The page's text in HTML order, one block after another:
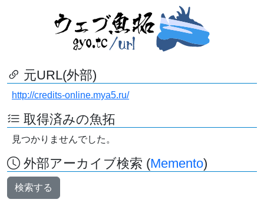
元URL(外部)
http://credits-online.mya5.ru/
取得済みの魚拓
見つかりませんでした。
外部アーカイブ検索 (Memento)
検索する